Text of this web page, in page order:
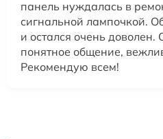
панель нуждалась в
сигнальной лампочкой.
и остался очень
понятное общение,
Рекомендую всем!